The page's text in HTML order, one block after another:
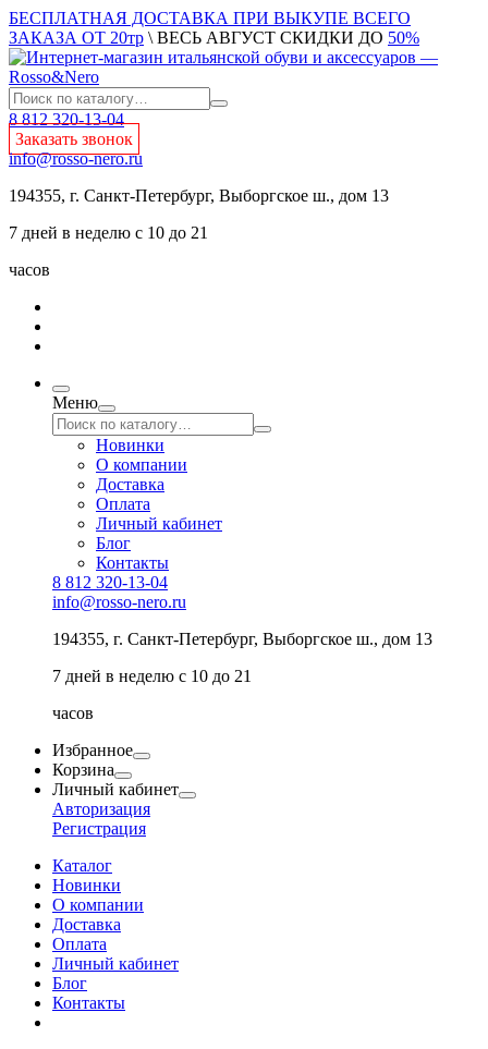
БЕСПЛАТНАЯ ДОСТАВКА ПРИ ВЫКУПЕ ВСЕГО
ЗАКАЗА ОТ 20тр \ ВЕСЬ АВГУСТ СКИДКИ ДО 50%
8 812 320-13-04
Заказать звонок
info@rosso-nero.ru
194355, г. Санкт-Петербург, Выборгское ш., дом 13
7 дней в неделю с 10 до 21
часов
Меню
Новинки
О компании
Доставка
Оплата
Личный кабинет
Блог
Контакты
8 812 320-13-04
info@rosso-nero.ru
194355, г. Санкт-Петербург, Выборгское ш., дом 13
7 дней в неделю с 10 до 21
часов
Избранное
Корзина
Личный кабинет
Авторизация
Регистрация
Каталог
Новинки
О компании
Доставка
Оплата
Личный кабинет
Блог
Контакты